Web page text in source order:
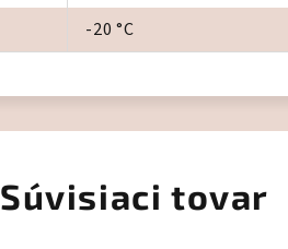
-20 °C
Súvisiaci tovar